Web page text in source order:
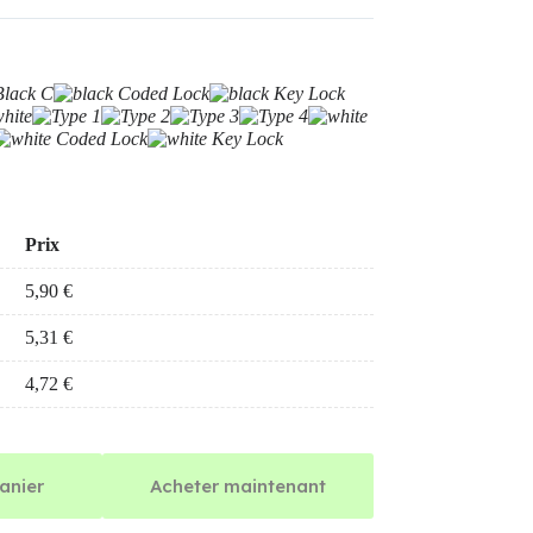
Prix
5,90€
5,31€
4,72€
Acheter maintenant